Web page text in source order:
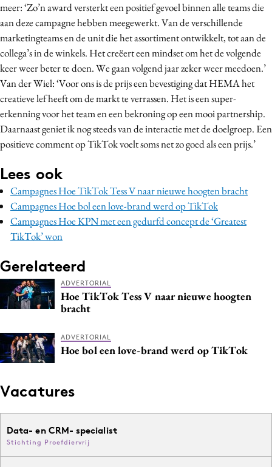
meer: ‘Zo’n award versterkt een positief gevoel binnen alle teams die
aan deze campagne hebben meegewerkt. Van de verschillende
marketingteams en de unit die het assortiment ontwikkelt, tot aan de
collega’s in de winkels. Het creëert een mindset om het de volgende
keer weer beter te doen. We gaan volgend jaar zeker weer meedoen.’
Van der Wiel: ‘Voor ons is de prijs een bevestiging dat HEMA het
creatieve lef heeft om de markt te verrassen. Het is een super-
erkenning voor het team en een bekroning op een mooi partnership.
Daarnaast geniet ik nog steeds van de interactie met de doelgroep. Een
positieve comment op TikTok voelt soms net zo goed als een prijs.’
Lees ook
Campagnes Hoe TikTok Tess V naar nieuwe hoogten bracht
Campagnes Hoe bol een love-brand werd op TikTok
Campagnes Hoe KPN met een gedurfd concept de ‘Greatest
TikTok’ won
Gerelateerd
ADVERTORIAL
Hoe TikTok Tess V naar nieuwe hoogten
bracht
ADVERTORIAL
Hoe bol een love-brand werd op TikTok
Vacatures
Data- en CRM- specialist
Stichting Proefdiervrij